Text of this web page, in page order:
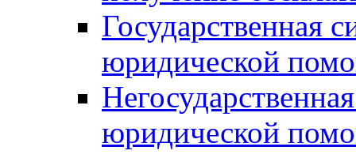
Государственная
юридической
юридической